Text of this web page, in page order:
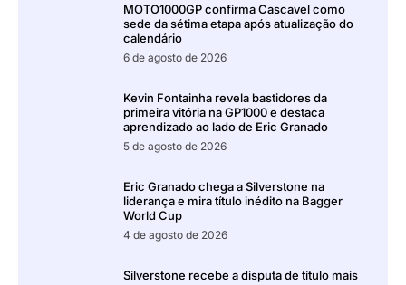
MOTO1000GP confirma Cascavel como
sede da sétima etapa após atualização do
calendário
6 de agosto de 2026
Kevin Fontainha revela bastidores da
primeira vitória na GP1000 e destaca
aprendizado ao lado de Eric Granado
5 de agosto de 2026
Eric Granado chega a Silverstone na
liderança e mira título inédito na Bagger
World Cup
4 de agosto de 2026
Silverstone recebe a disputa de título mais